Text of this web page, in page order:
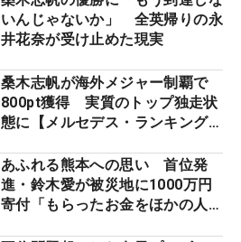
いんじゃないか」 全英帰りの永
井花奈が受け止めた現実
桑木志帆が海外メジャー制覇で
800pt獲得 実質のトップ独走状
態に【メルセデス・ランキング番
あふれる熊本への思い 首位発
進・鈴木愛が被災地に1000万円
寄付「もらったお金をほかの人